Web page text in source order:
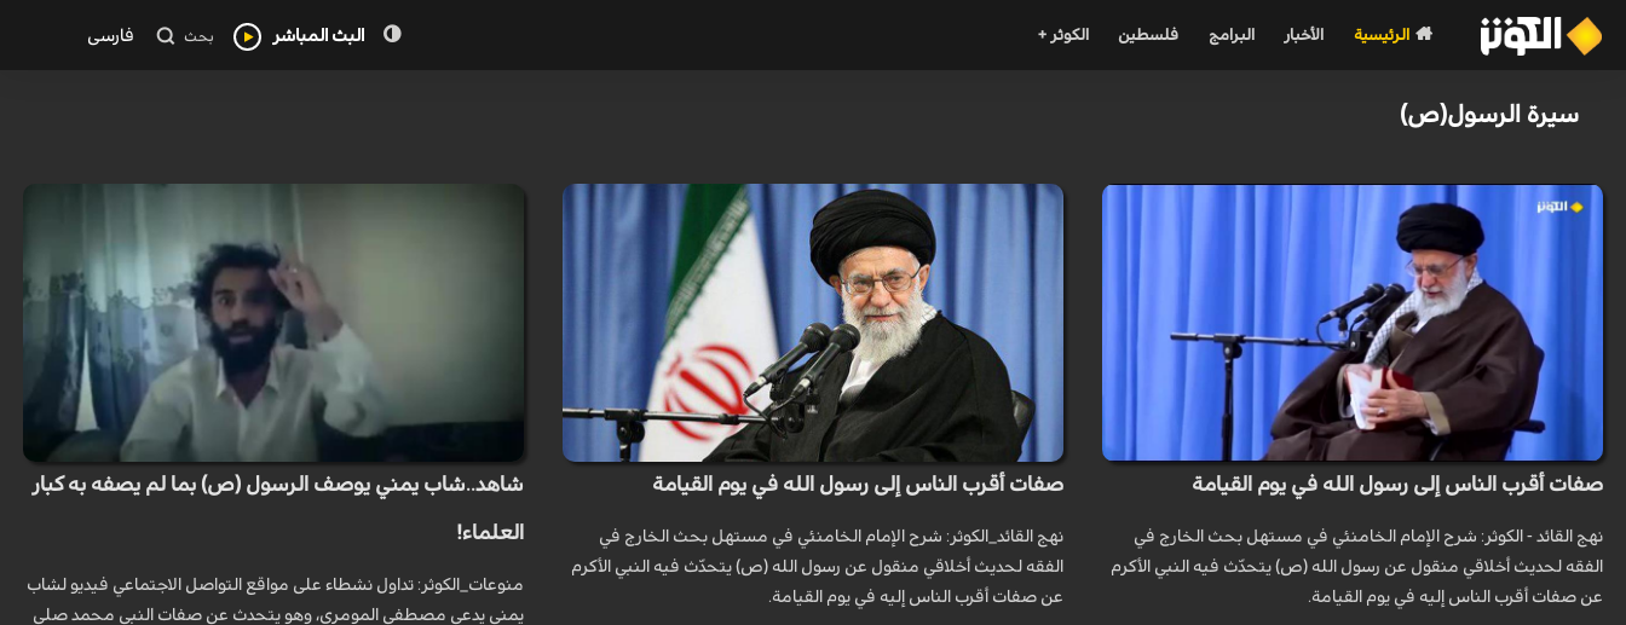
الرئيسية الأخبار البرامج فلسطين الكوثر + البث المباشر بحث فارسی
سيرة الرسول(ص)
صفات أقرب الناس إلى رسول الله في يوم القيامة
نهج القائد - الكوثر: شرح الإمام الخامنئي في مستهل بحث الخارج في
الفقه لحديث أخلاقي منقول عن رسول الله (ص) يتحدّث فيه النبي الأكرم
عن صفات أقرب الناس إليه في يوم القيامة.
صفات أقرب الناس إلى رسول الله في يوم القيامة
نهج القائد_الكوثر: شرح الإمام الخامنئي في مستهل بحث الخارج في
الفقه لحديث أخلاقي منقول عن رسول الله (ص) يتحدّث فيه النبي الأكرم
عن صفات أقرب الناس إليه في يوم القيامة.
شاهد..شاب يمني يوصف الرسول (ص) بما لم يصفه به كبار
العلماء!
منوعات_الكوثر: تداول نشطاء على مواقع التواصل الاجتماعي فيديو لشاب
يمني يدعى مصطفى المومري، وهو يتحدث عن صفات النبي محمد صلى